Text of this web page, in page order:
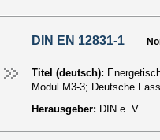
DIN EN 12831-1
Titel (deutsch):
Modul M3-3; Deutsche
Herausgeber: DIN e. V.